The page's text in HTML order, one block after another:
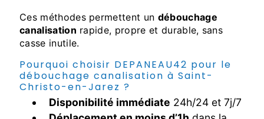
Ces méthodes permettent un débouchage
canalisation rapide, propre et durable, sans
casse inutile.
Pourquoi choisir DEPANEAU42 pour le
débouchage canalisation à Saint-
Christo-en-Jarez ?
Disponibilité immédiate 24h/24 et 7j/7